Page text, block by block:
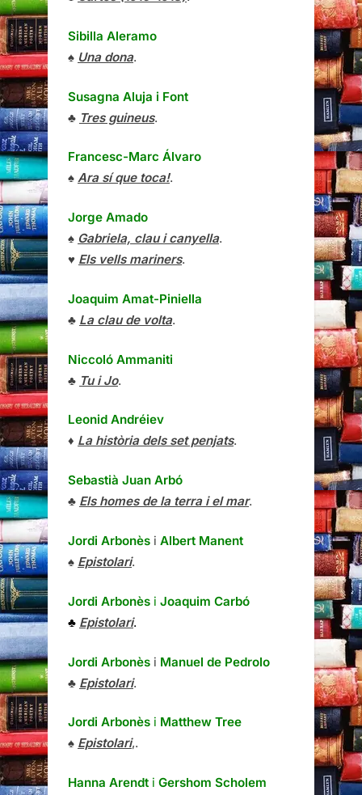
Sibilla Aleramo
♠ Una dona.
Susagna Aluja i Font
♣ Tres guineus.
Francesc-Marc Álvaro
♠ Ara sí que toca!.
Jorge Amado
♠ Gabriela, clau i canyella.
♥ Els vells mariners.
Joaquim Amat-Piniella
♣ La clau de volta.
Niccoló Ammaniti
♣ Tu i Jo.
Leonid Andréiev
♦ La història dels set penjats.
Sebastià Juan Arbó
♣ Els homes de la terra i el mar.
Jordi Arbonès i Albert Manent
♠ Epistolari.
Jordi Arbonès i Joaquim Carbó
♣ Epistolari.
Jordi Arbonès i Manuel de Pedrolo
♣ Epistolari.
Jordi Arbonès i Matthew Tree
♠ Epistolari,.
Hanna Arendt i Gershom Scholem